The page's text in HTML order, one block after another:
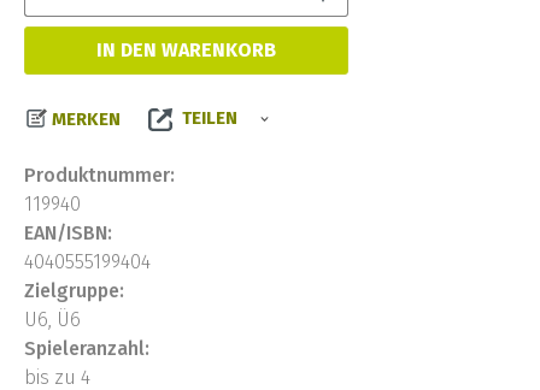
IN DEN WARENKORB
MERKEN TEILEN
Produktnummer:
119940
EAN/ISBN:
4040555199404
Zielgruppe:
U6, Ü6
Spieleranzahl:
bis zu 4